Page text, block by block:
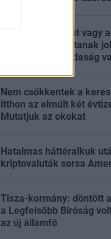
A rövid távú profit vagy
zöld célok számítanak
körforgásos gazdaság
Nem csökkentek a
itthon az elmúlt két
Mutatjuk az okokat
Hatalmas háttéralkuk
kriptovaluták sorsa
Tisza-kormány: döntött
a Legfelsőbb Bíróság
az új államfő